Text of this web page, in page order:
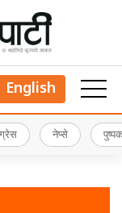
English
नेप्से